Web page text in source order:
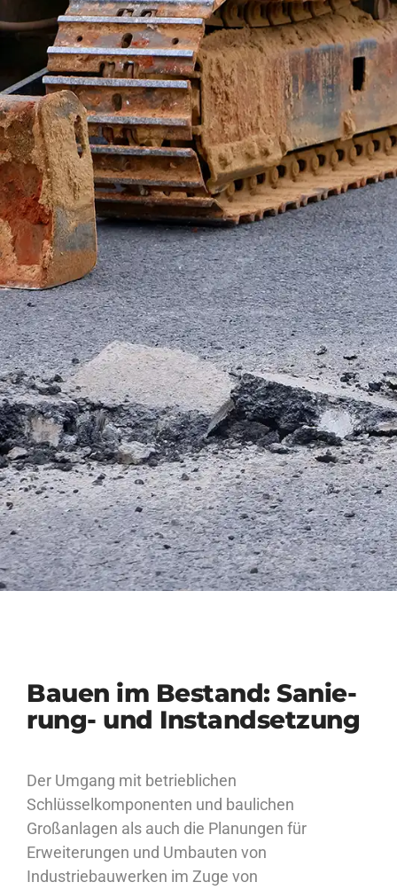
Bauen im Be­stand: Sa­nie­
rung- und In­stand­set­zung
Der Umgang mit betrieblichen
Schlüsselkomponenten und baulichen
Großanlagen als auch die Planungen für
Erweiterungen und Umbauten von
Industriebauwerken im Zuge von